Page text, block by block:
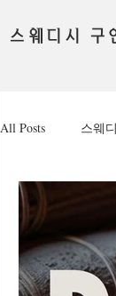
스웨디시 구
All Posts 스웨
꿀알바